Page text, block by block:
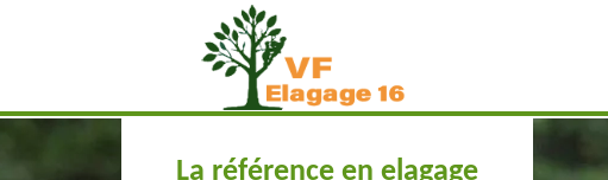
La référence en elagage